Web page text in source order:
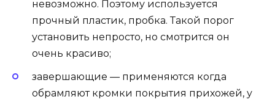
невозможно. Поэтому используется
прочный пластик, пробка. Такой порог
установить непросто, но смотрится он
очень красиво;
завершающие — применяются когда
обрамляют кромки покрытия прихожей, у